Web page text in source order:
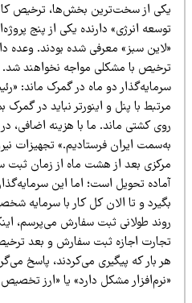
از سخت‌ترین بخش‌ها، ترخیص کالا
انرژی» دارنده یکی از پنج پروژه‌ای
سبز» معرفی شده بودند. وعده داده
با مشکلی مواجه نخواهند شد. اما
دو ماه در گمرک ماند:
با پنل و اینورتر نباید در گمرک
کشتی ماند. ما با هزینه اضافی، در
ایران فرستادیم.» تجهیزات
بعد از هشت ماه از زمان ثبت
تحویل است؛ اما این سرمایه‌گذار
و تا الان کل کار با سرمایه شخصی
طولانی ثبت سفارش می‌پرسم، اینکه
اجازه ثبت سفارش و بعد ترخیص
بار که پیگیری می‌کردند، پاسخ‌ می‌گرفتند:
مشکل دارد» یا «ارز تخصیص